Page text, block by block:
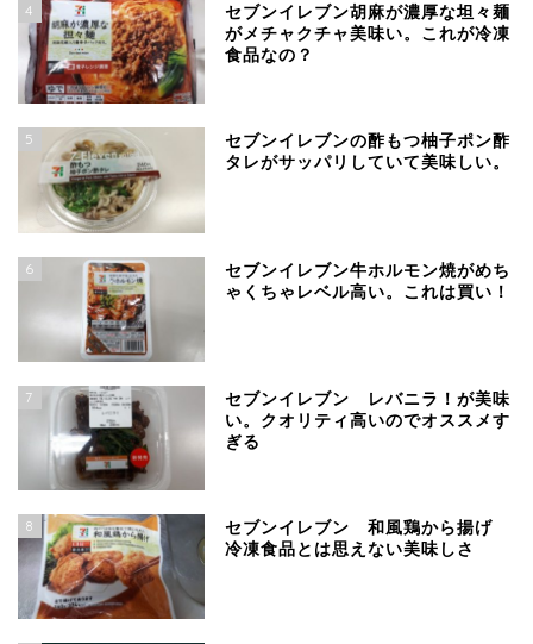
4
セブンイレブン胡麻が濃厚な坦々麺
がメチャクチャ美味い。これが冷凍
食品なの？
5
セブンイレブンの酢もつ柚子ポン酢
タレがサッパリしていて美味しい。
6
セブンイレブン牛ホルモン焼がめち
ゃくちゃレベル高い。これは買い！
7
セブンイレブン レバニラ！が美味
い。クオリティ高いのでオススメす
ぎる
8
セブンイレブン 和風鶏から揚げ
冷凍食品とは思えない美味しさ